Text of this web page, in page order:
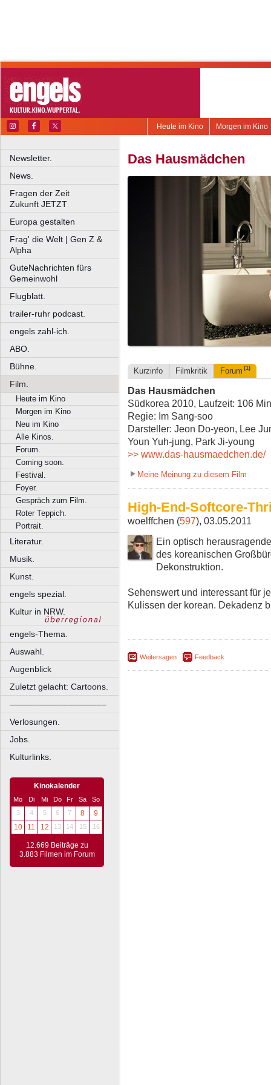
Morgen im Kino
Heute im Kino
Newsletter.
News.
Fragen der Zeit
Zukunft JETZT
Europa gestalten
Frag' die Welt | Gen Z &
Alpha
GuteNachrichten fürs
Gemeinwohl
Flugblatt.
trailer-ruhr podcast.
engels zahl-ich.
ABO.
Bühne.
Film.
Heute im Kino
Morgen im Kino
Neu im Kino
Alle Kinos.
Forum.
Coming soon.
Festival.
Foyer.
Gespräch zum Film.
Roter Teppich.
Portrait.
Literatur.
Musik.
Kunst.
engels spezial.
Kultur in NRW.
engels-Thema.
Auswahl.
Augenblick
Zuletzt gelacht: Cartoons.
––––––––––––––––––––
Verlosungen.
Jobs.
Kulturlinks.
Kinokalender
Mo Di Mi Do Fr Sa
So
3
4 5 6 7 8
9
10
11 12 13 14 15 16
12.669 Beiträge zu
3.883 Filmen im Forum
Das Hausmädchen
Kurzinfo Filmkritik Forum (1)
Das Hausmädchen
Südkorea 2010, Laufzeit: 106
Regie: Im Sang-soo
Darsteller: Jeon Do-yeon, Lee
Youn Yuh-jung, Park Ji-young
>> www.das-hausmaedchen.de/
Meine Meinung zu diesem Film
High-End-Softcore-
woelffchen (597), 03.05.2011
Ein optisch
des koreanischen
Dekonstruktion.
Sehenswert und interessant für
Kulissen der korean. Dekadenz
Weitersagen Feedback